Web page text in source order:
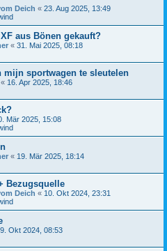
Deich « 23. Aug 2025, 13:49
aus Bönen gekauft?
« 31. Mai 2025, 08:18
mijn sportwagen te sleutelen
« 16. Apr 2025, 18:46
Mär 2025, 15:08
« 19. Mär 2025, 18:14
Bezugsquelle
Deich « 10. Okt 2024, 23:31
9. Okt 2024, 08:53